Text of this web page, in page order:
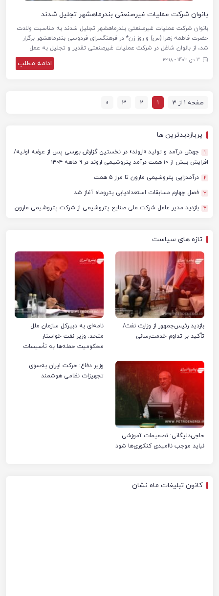
بانوان شرکت عملیات غیرصنعتی بندرماهشهر تجلیل شدند
بانوان شرکت عملیات غیرصنعتی بندرماهشهر تجلیل شدند به مناسبت ولادت
حضرت فاطمه زهرا (س) و روز زن* در فرهنگسرای فردوسی بندرماهشهر برگزار
شد، از بانوان شاغل در شرکت عملیات غیرصنعتی تقدیر و تجلیل به عمل
3 دی 1403 - ۲۲:۱۸ ادامه مطلب
صفحه 1 از 3 1
2
3
»
پربازدیدترین ها
1
جهش درآمد و تولید «اروند» در نخستین گزارش بورسی پس از عرضه اولیه/
افزایش بیش از ۱۰ همت درآمد پتروشیمی اروند در ۹ ماهه ۱۴۰۴
2 درآمدزایی پتروشیمی مارون تا مرز ۵ همت
3 فصل چهارم مسابقات استعدادیابی پتروماه آغاز شد
4 بازدید مدیر عامل شرکت ملی صنایع پتروشیمی از شرکت پتروشیمی مارون
تازه های سیاست
بازدید رئیس‌جمهور از وزارت نفت/
تأکید بر تداوم خدمت‌رسانی
نامه‌ای به دبیرکل سازمان ملل
متحد: وزیر نفت خواستار
محکومیت حمله‌ها به تأسیسات
حاجی‌دلیگانی: تصمیمات آموزشی
نباید موجب ناامیدی کنکوری‌ها شود
وزیر دفاع: حرکت ایران به‌سوی
تجهیزات نظامی هوشمند
کانون تبلیغات ماه نشان